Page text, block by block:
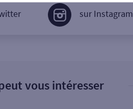
sur Instagram
vous intéresser